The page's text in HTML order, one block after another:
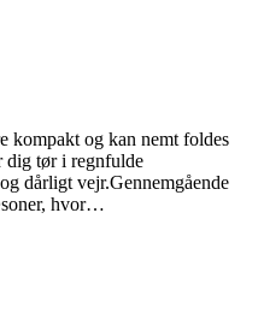
kompakt og kan nemt foldes
dig tør i regnfulde
dårligt vejr.Gennemgående
hvor…